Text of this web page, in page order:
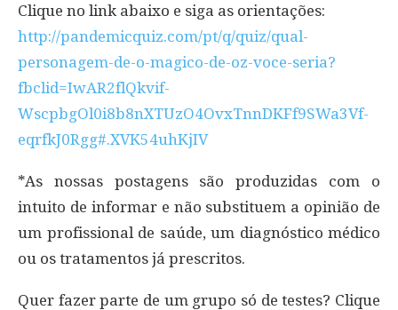
Clique no link abaixo e siga as orientações:
http://pandemicquiz.com/pt/q/quiz/qual-
personagem-de-o-magico-de-oz-voce-seria?
fbclid=IwAR2flQkvif-
WscpbgOl0i8b8nXTUzO4OvxTnnDKFf9SWa3Vf-
eqrfkJ0Rgg#.XVK54uhKjIV
*As nossas postagens são produzidas com o
intuito de informar e não substituem a opinião de
um profissional de saúde, um diagnóstico médico
ou os tratamentos já prescritos.
Quer fazer parte de um grupo só de testes? Clique